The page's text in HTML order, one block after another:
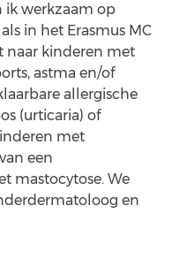
ik werkzaam op
in het Erasmus MC
naar kinderen met
astma en/of
allergische
(urticaria) of
met
een
mastocytose. We
en